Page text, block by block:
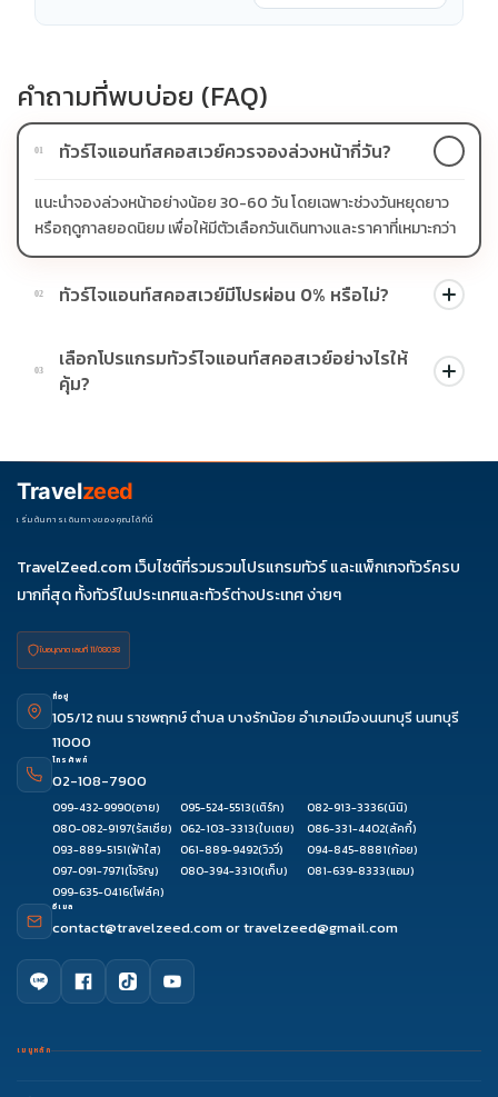
คำถามที่พบบ่อย (FAQ)
01 ทัวร์ไจแอนท์สคอสเวย์ควรจองล่วงหน้ากี่วัน?
แนะนำจองล่วงหน้าอย่างน้อย 30-60 วัน โดยเฉพาะช่วงวันหยุดยาว
หรือฤดูกาลยอดนิยม เพื่อให้มีตัวเลือกวันเดินทางและราคาที่เหมาะกว่า
02 ทัวร์ไจแอนท์สคอสเวย์มีโปรผ่อน 0% หรือไม่?
บางโปรแกรมมีโปรผ่อน 0% หรือโปรโมชั่นบัตรเครดิตตามเงื่อนไขที่
บริษัทกำหนด สามารถดูสัญลักษณ์โปรโมชั่นในรายการทัวร์แต่ละ
รายการได้
03
เลือกโปรแกรมทัวร์ไจแอนท์สคอสเวย์อย่างไรให้
คุ้ม?
ช่วงราคา ไม่ควรเทียบจากราคาต่ำสุดเพียงอย่างเดียว
Travelzeed
เริ่มต้นการเดินทางของคุณได้ที่นี่
TravelZeed.com เว็บไซต์ที่รวมรวมโปรแกรมทัวร์ และแพ็กเกจทัวร์ครบ
มากที่สุด ทั้งทัวร์ในประเทศและทัวร์ต่างประเทศ ง่ายๆ
ใบอนุญาต เลขที่ 11/08038
ที่อยู่
105/12 ถนน ราชพฤกษ์ ตำบล บางรักน้อย อำเภอเมืองนนทบุรี นนทบุรี
11000
โทรศัพท์
02-108-7900
099-432-9990(อาย) 095-524-5513(เติร์ก) 082-913-3336(นินิ)
080-082-9197(รัสเซีย) 062-103-3313(ใบเตย) 086-331-4402(ลัคกี้)
093-889-5151(ฟ้าใส) 061-889-9492(วิววี่) 094-845-8881(ก้อย)
097-091-7971(โจริญ) 080-394-3310(เก็บ) 081-639-8333(แอม)
099-635-0416(โฟล์ค)
อีเมล
contact@travelzeed.comortravelzeed@gmail.com
เมนูหลัก